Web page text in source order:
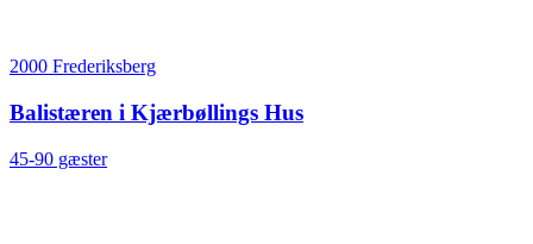
2000 Frederiksberg
Balistæren i Kjærbøllings Hus
45-90 gæster